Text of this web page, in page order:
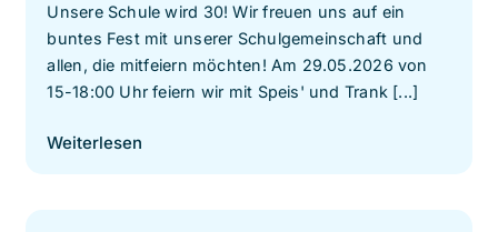
Unsere Schule wird 30! Wir freuen uns auf ein
buntes Fest mit unserer Schulgemeinschaft und
allen, die mitfeiern möchten! Am 29.05.2026 von
15-18:00 Uhr feiern wir mit Speis' und Trank [...]
Weiterlesen